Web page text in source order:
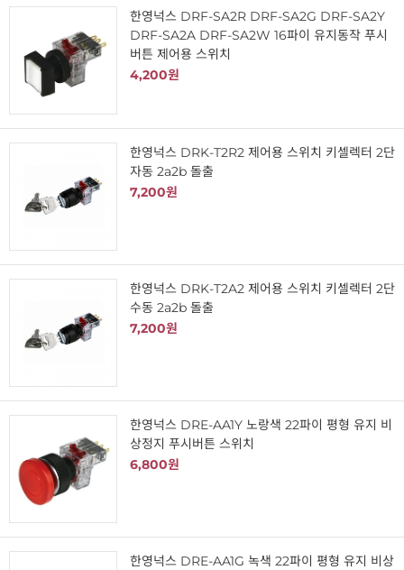
한영넉스 DRF-SA2R DRF-SA2G DRF-SA2Y
DRF-SA2A DRF-SA2W 16파이 유지동작 푸시
버튼 제어용 스위치
4,200원
한영넉스 DRK-T2R2 제어용 스위치 키셀렉터 2단
자동 2a2b 돌출
7,200원
한영넉스 DRK-T2A2 제어용 스위치 키셀렉터 2단
수동 2a2b 돌출
7,200원
한영넉스 DRE-AA1Y 노랑색 22파이 평형 유지 비
상정지 푸시버튼 스위치
6,800원
한영넉스 DRE-AA1G 녹색 22파이 평형 유지 비상